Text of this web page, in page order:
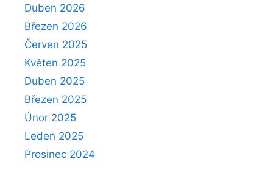
Duben 2026
Březen 2026
Červen 2025
Květen 2025
Duben 2025
Březen 2025
Únor 2025
Leden 2025
Prosinec 2024